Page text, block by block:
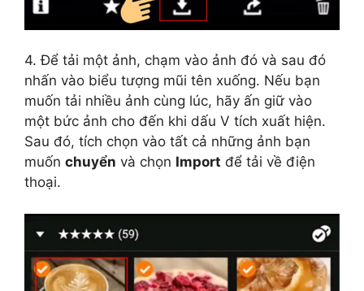
4. Để tải một ảnh, chạm vào ảnh đó và sau đó
nhấn vào biểu tượng mũi tên xuống. Nếu bạn
muốn tải nhiều ảnh cùng lúc, hãy ấn giữ vào
một bức ảnh cho đến khi dấu V tích xuất hiện.
Sau đó, tích chọn vào tất cả những ảnh bạn
muốn chuyển và chọn Import để tải về điện
thoại.